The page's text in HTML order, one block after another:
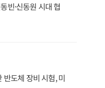
빈·신동원 시대 협
도체 장비 시험, 미